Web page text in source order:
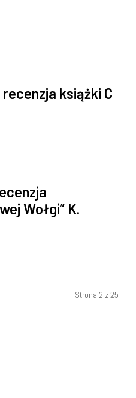
recenzja książki C
Wołgi” K.
Strona 2 z 25